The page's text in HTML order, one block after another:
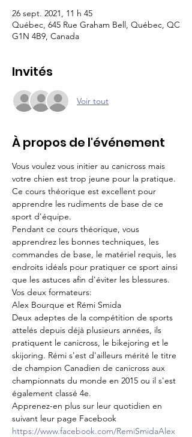
26 sept. 2021, 11 h 45
Québec, 645 Rue Graham Bell, Québec, QC
G1N 4B9, Canada
Invités
Voir tout
À propos de l'événement
Vous voulez vous initier au canicross mais
votre chien est trop jeune pour la pratique.
Ce cours théorique est excellent pour
apprendre les rudiments de base de ce
sport d'équipe.
Pendant ce cours théorique, vous
apprendrez les bonnes techniques, les
commandes de base, le matériel requis, les
endroits idéals pour pratiquer ce sport ainsi
que les astuces afin d'éviter les blessures.
Vos deux formateurs:
Alex Bourque et Rémi Smida
Deux adeptes de la compétition de sports
attelés depuis déjà plusieurs années, ils
pratiquent le canicross, le bikejoring et le
skijoring. Rémi s'est d'ailleurs mérité le titre
de champion Canadien de canicross aux
championnats du monde en 2015 ou il s'est
également classé 4e.
Apprenez-en plus sur leur quotidien en
suivant leur page Facebook
https://www.facebook.com/RemiSmidaAlex